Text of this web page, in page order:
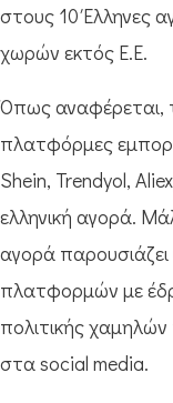
στους 10 Έλληνες
χωρών εκτός Ε.Ε.
Όπως αναφέρεται,
πλατφόρμες
Shein, Trendyol,
ελληνική αγορά.
αγορά παρουσιάζει
πλατφορμών με
πολιτικής
στα social media.